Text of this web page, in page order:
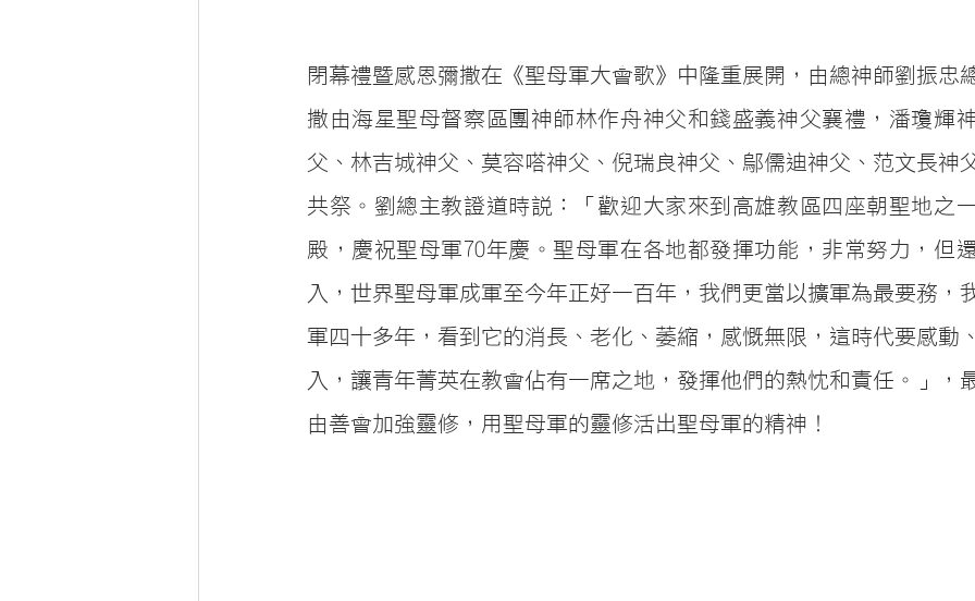
閉幕禮暨感恩彌撒在《聖母軍大會歌》中隆重展開，由總神師劉振忠
撒由海星聖母督察區團神師林作舟神父和錢盛義神父襄禮，潘瓊輝
父、林吉城神父、莫容嗒神父、倪瑞良神父、鄔儒迪神父、范文長神
共祭。劉總主教證道時說：「歡迎大家來到高雄教區四座朝聖地之
殿，慶祝聖母軍70年慶。聖母軍在各地都發揮功能，非常努力，但
入，世界聖母軍成軍至今年正好一百年，我們更當以擴軍為最要務，
軍四十多年，看到它的消長、老化、萎縮，感慨無限，這時代要感動
入，讓青年菁英在教會佔有一席之地，發揮他們的熱忱和責任。」，
由善會加強靈修，用聖母軍的靈修活出聖母軍的精神！